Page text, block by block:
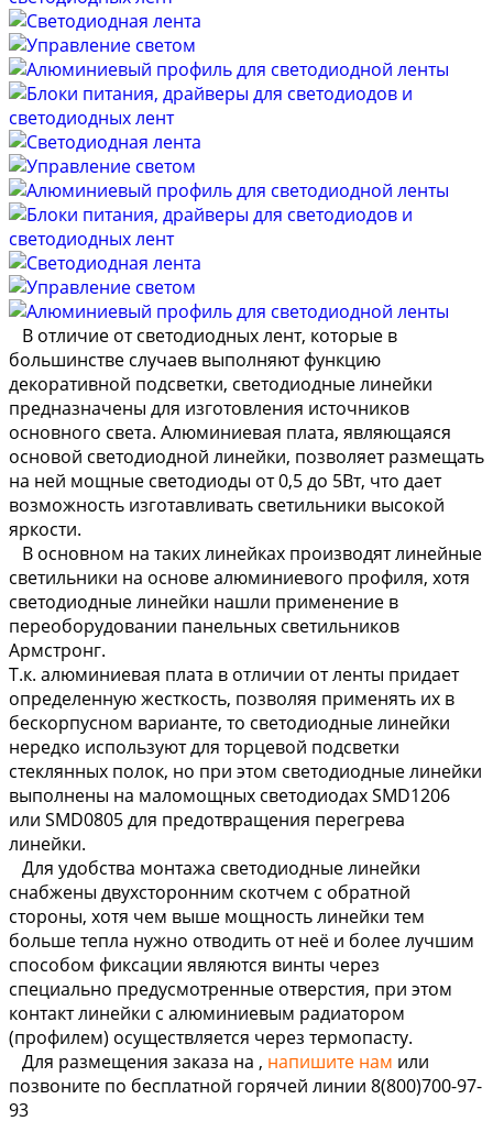
В отличие от светодиодных лент, которые в
большинстве случаев выполняют функцию
декоративной подсветки, светодиодные линейки
предназначены для изготовления источников
основного света. Алюминиевая плата, являющаяся
основой светодиодной линейки, позволяет размещать
на ней мощные светодиоды от 0,5 до 5Вт, что дает
возможность изготавливать светильники высокой
яркости.
В основном на таких линейках производят линейные
светильники на основе алюминиевого профиля, хотя
светодиодные линейки нашли применение в
переоборудовании панельных светильников
Армстронг.
Т.к. алюминиевая плата в отличии от ленты придает
определенную жесткость, позволяя применять их в
бескорпусном варианте, то светодиодные линейки
нередко используют для торцевой подсветки
стеклянных полок, но при этом светодиодные линейки
выполнены на маломощных светодиодах SMD1206
или SMD0805 для предотвращения перегрева
линейки.
Для удобства монтажа светодиодные линейки
снабжены двухсторонним скотчем с обратной
стороны, хотя чем выше мощность линейки тем
больше тепла нужно отводить от неё и более лучшим
способом фиксации являются винты через
специально предусмотренные отверстия, при этом
контакт линейки с алюминиевым радиатором
(профилем) осуществляется через термопасту.
Для размещения заказа на , напишите нам или
позвоните по бесплатной горячей линии 8(800)700-97-
93